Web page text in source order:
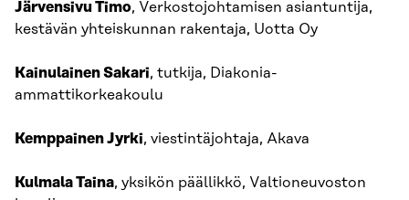
Järvensivu Timo, Verkostojohtamisen asiantuntija,
kestävän yhteiskunnan rakentaja, Uotta Oy
Kainulainen Sakari, tutkija, Diakonia-
ammattikorkeakoulu
Kemppainen Jyrki, viestintäjohtaja, Akava
Kulmala Taina, yksikön päällikkö, Valtioneuvoston